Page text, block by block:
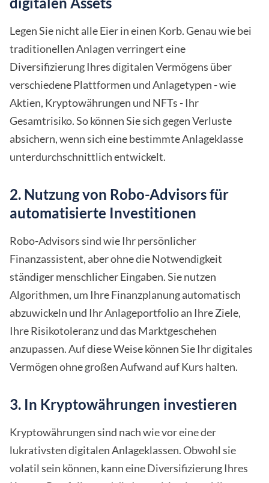
Legen Sie nicht alle Eier in einen Korb. Genau wie bei
traditionellen Anlagen verringert eine
Diversifizierung Ihres digitalen Vermögens über
verschiedene Plattformen und Anlagetypen - wie
Aktien, Kryptowährungen und NFTs - Ihr
Gesamtrisiko. So können Sie sich gegen Verluste
absichern, wenn sich eine bestimmte Anlageklasse
unterdurchschnittlich entwickelt.
2. Nutzung von Robo-Advisors für
automatisierte Investitionen
Robo-Advisors sind wie Ihr persönlicher
Finanzassistent, aber ohne die Notwendigkeit
ständiger menschlicher Eingaben. Sie nutzen
Algorithmen, um Ihre Finanzplanung automatisch
abzuwickeln und Ihr Anlageportfolio an Ihre Ziele,
Ihre Risikotoleranz und das Marktgeschehen
anzupassen. Auf diese Weise können Sie Ihr digitales
Vermögen ohne großen Aufwand auf Kurs halten.
3. In Kryptowährungen investieren
Kryptowährungen sind nach wie vor eine der
lukrativsten digitalen Anlageklassen. Obwohl sie
volatil sein können, kann eine Diversifizierung Ihres